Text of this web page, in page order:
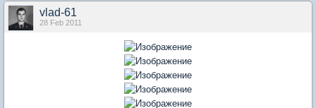
vlad-61
28 Feb 2011